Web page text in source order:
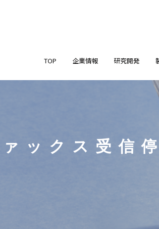
TOP 企業情報 研究開発
ックス受信